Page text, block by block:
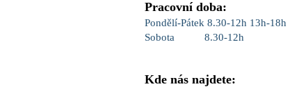
Pracovní doba:
Pondělí-Pátek 8.30-12h 13h-18h
Sobota
8.30-12h
Kde nás najdete: